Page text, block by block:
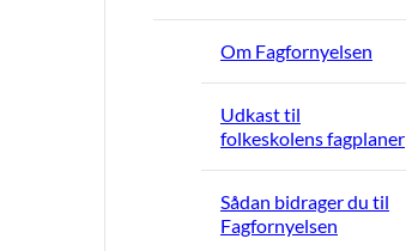
Om Fagfornyelsen
Udkast til
folkeskolens fagplaner
Sådan bidrager du til
Fagfornyelsen